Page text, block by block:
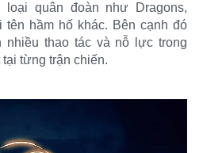
quân đoàn như Dragons,
tên hầm hố khác. Bên cạnh đó
nhiều thao tác và nỗ lực trong
từng trận chiến.